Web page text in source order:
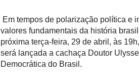
Em tempos de polarização política e
valores fundamentais da história
próxima terça-feira, 29 de abril, às
será lançada a cachaça Doutor
Democrática do Brasil.